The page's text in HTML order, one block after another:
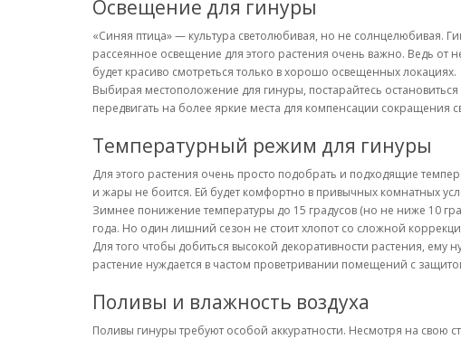
Освещение для гинуры
«Синяя птица» — культура светолюбивая, но не солнцелюбивая.
рассеянное освещение для этого растения очень важно. Ведь от
будет красиво смотреться только в хорошо освещенных локациях.
Выбирая местоположение для гинуры, постарайтесь
передвигать на более яркие места для компенсации
Температурный режим для гинуры
Для этого растения очень просто подобрать и подходящие
и жары не боится. Ей будет комфортно в привычных комнатных
Зимнее понижение температуры до 15 градусов (но не ниже 10
года. Но один лишний сезон не стоит хлопот со сложной
Для того чтобы добиться высокой декоративности растения, ему
растение нуждается в частом проветривании помещений с
Поливы и влажность воздуха
Поливы гинуры требуют особой аккуратности. Несмотря на свою